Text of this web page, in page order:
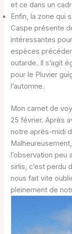
et ce dans un
Enfin, la zone qui
Caspe présente
intéressantes
espèces
outarde. Il s’agit
pour le Pluvier
l’automne.
Mon carnet de
25 février. Après
notre après-midi
l’observation peu
sirlis, c’est perdu
nous fait vite
pleinement de